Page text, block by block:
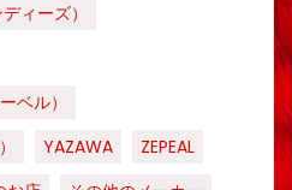
ィーズ）
ベル）
YAZAWA
ZEPEAL